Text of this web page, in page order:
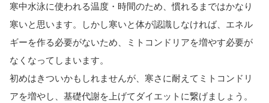
寒中水泳に使われる温度・時間のため、慣れるまではかなり
寒いと思います。しかし寒いと体が認識しなければ、エネル
ギーを作る必要がないため、ミトコンドリアを増やす必要が
なくなってしまいます。
初めはきついかもしれませんが、寒さに耐えてミトコンドリ
アを増やし、基礎代謝を上げてダイエットに繋げましょう。